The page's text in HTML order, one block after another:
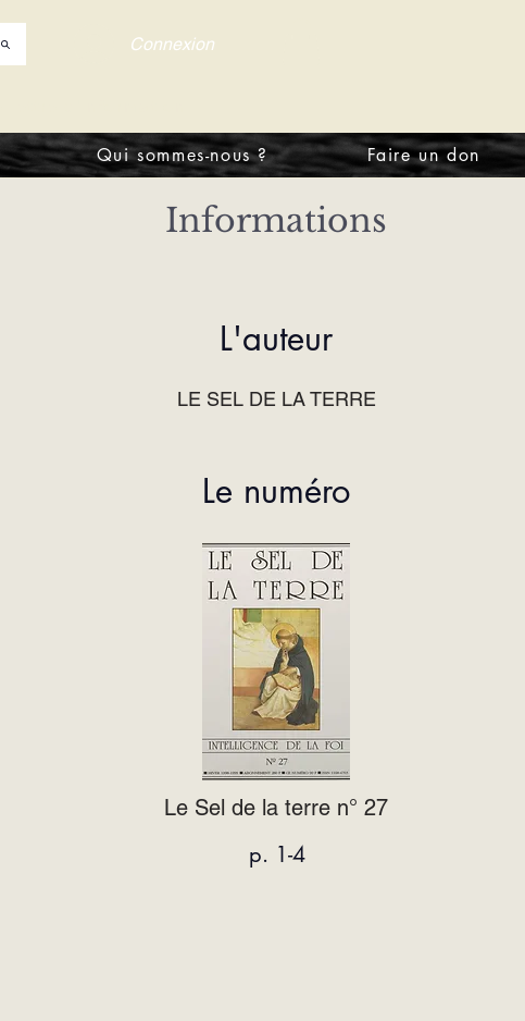
Connexion
Qui sommes-nous ? Faire un don
Informations
L'auteur
LE SEL DE LA TERRE
Le numéro
Le Sel de la terre n° 27
p. 1-4